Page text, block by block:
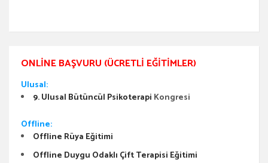
ONLINE BAŞVURU (ÜCRETLI EĞITIMLER)
Ulusal:
9. Ulusal Bütüncül Psikoterapi Kongresi
Offline:
Offline Rüya Eğitimi
Offline Duygu Odaklı Çift Terapisi Eğitimi